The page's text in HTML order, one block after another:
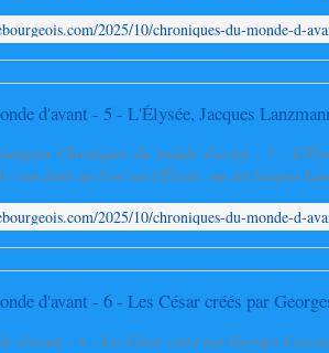
Chroniques du monde d'avant - 5 -
veux faire un livre sur l'Élysée, me dit Jacques
d'avant - 6 - Les César créés par Georges